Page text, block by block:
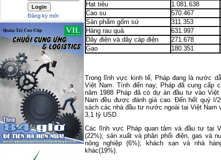
Đăng ký mới
Hạt tiêu
1.081.638
Cao su
570.467
Sản phẩm gốm sứ
311.353
Hàng rau quả
631.997
Dây điện và dây cáp điện
271.678
Gạo
180.351
Trong lĩnh vực kinh tế, Pháp đang là nước
Việt Nam . Tính đến nay, Pháp đã cung cấp
năm 1988 Pháp đã có dự án đầu tư vào
Nam đều được đánh giá cao. Đến hết quý I/
sách các nhà đầu tư nước ngoài tại Việt Nam
3,1 tỷ USD.
Các lĩnh vực Pháp quan tâm và đầu tư tại
(22%); sản xuất và phân phối điện, gas và
nông nghiệp (6%); khách sạn và nhà
khác(19%).